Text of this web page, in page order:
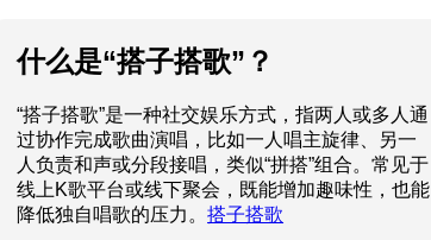
什么是“搭子搭歌”？
“搭子搭歌”是一种社交娱乐方式，指两人或多人通
过协作完成歌曲演唱，比如一人唱主旋律、另一
人负责和声或分段接唱，类似“拼搭”组合。常见于
线上K歌平台或线下聚会，既能增加趣味性，也能
降低独自唱歌的压力。搭子搭歌